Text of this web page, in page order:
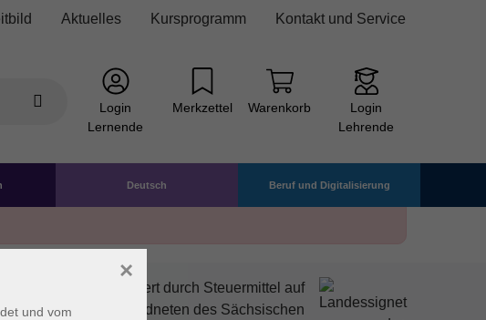
Aktuelles Kursprogramm Kontakt und Service
Login
Lernende
Merkzettel Warenkorb
Login
Lehrende
Deutsch Beruf und Digitalisierung
wird mitfinanziert durch Steuermittel auf
des von den Abgeordneten des Sächsischen
und vom
×